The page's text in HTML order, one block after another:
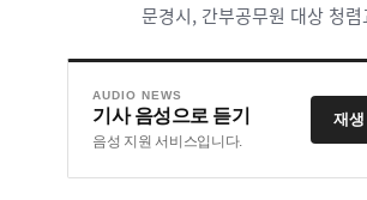
문경시, 간부공무원 대상 청렴
AUDIO NEWS
기사 음성으로 듣기
음성 지원 서비스입니다.
재생